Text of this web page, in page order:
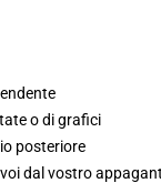
o di grafici
posteriore
dal vostro